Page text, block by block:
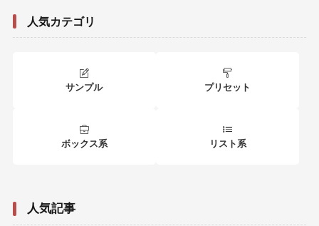
人気カテゴリ
サンプル プリセット
ボックス系 リスト系
人気記事